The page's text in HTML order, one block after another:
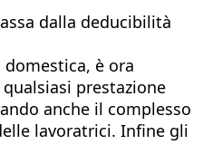
dalla deducibilità
è ora
prestazione
anche il complesso
lavoratrici. Infine gli